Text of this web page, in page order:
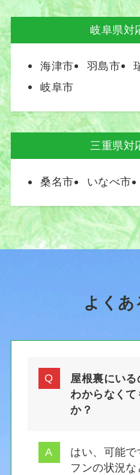
岐阜県対
海津市 羽島市
岐阜市
三重県対
桑名市 いなべ市
よくあ
屋根裏にい
わからなく
か？
はい、可能で
フンの状況